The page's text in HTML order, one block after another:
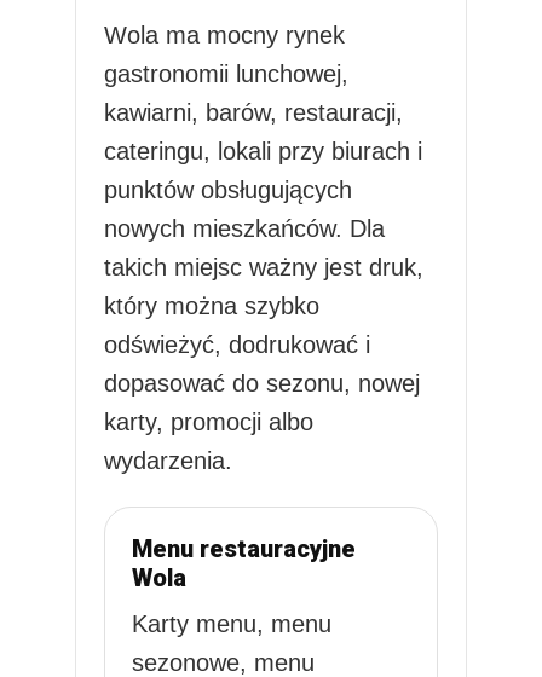
Wola ma mocny rynek
gastronomii lunchowej,
kawiarni, barów, restauracji,
cateringu, lokali przy biurach i
punktów obsługujących
nowych mieszkańców. Dla
takich miejsc ważny jest druk,
który można szybko
odświeżyć, dodrukować i
dopasować do sezonu, nowej
karty, promocji albo
wydarzenia.
Menu restauracyjne
Wola
Karty menu, menu
sezonowe, menu